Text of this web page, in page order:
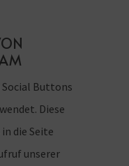
Social Buttons
Diese
die Seite
unserer